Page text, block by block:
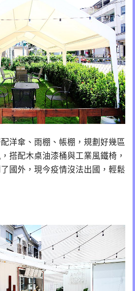
洋傘、雨棚、帳棚，規劃好幾區
搭配木桌油漆桶與工業風鐵椅，
國外，現今疫情沒法出國，輕鬆